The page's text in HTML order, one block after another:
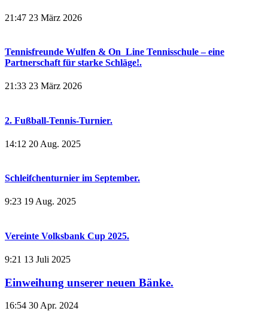
21:47 23 März 2026
Tennisfreunde Wulfen & On_Line Tennisschule – eine
Partnerschaft für starke Schläge!.
21:33 23 März 2026
2. Fußball-Tennis-Turnier.
14:12 20 Aug. 2025
Schleifchenturnier im September.
9:23 19 Aug. 2025
Vereinte Volksbank Cup 2025.
9:21 13 Juli 2025
Einweihung unserer neuen Bänke.
16:54 30 Apr. 2024